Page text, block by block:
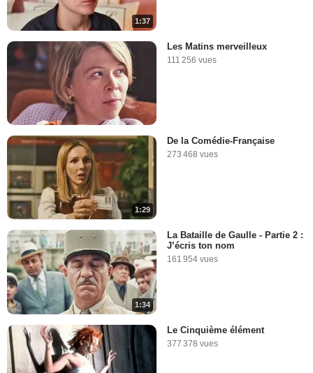
1:37
Les Matins merveilleux
111 256 vues
1:29
De la Comédie-Française
273 468 vues
1:34
La Bataille de Gaulle - Partie 2 :
J’écris ton nom
161 954 vues
Le Cinquième élément
377 378 vues